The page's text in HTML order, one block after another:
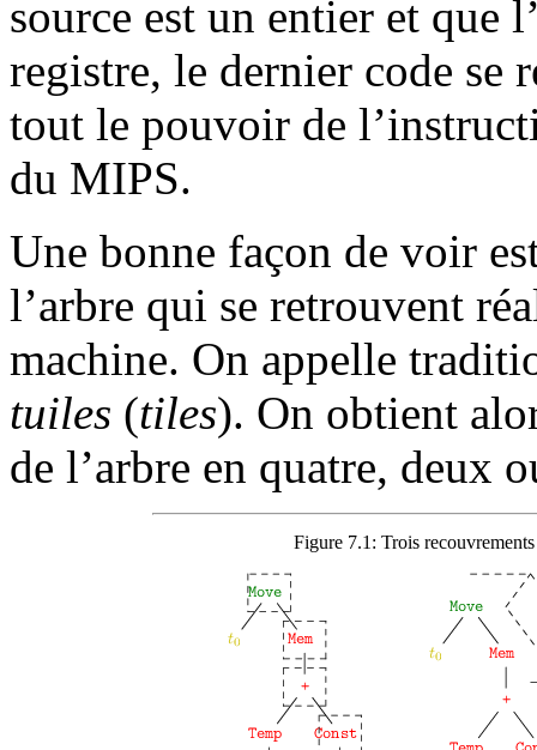
source est un entier et que
registre, le dernier code se
tout le pouvoir de
du MIPS.
Une bonne façon de voir
l’arbre qui se retrouvent
machine. On appelle
tuiles (tiles). On obtient
de l’arbre en quatre, deux
Figure 7.1: Trois